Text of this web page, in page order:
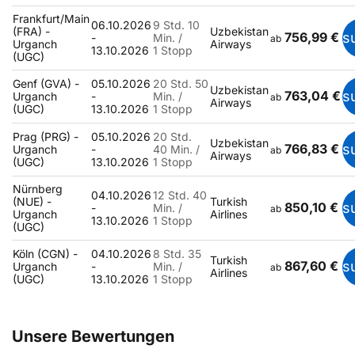
Frankfurt/Main
(FRA) -
Urganch
(UGC)
06.10.2026
-
13.10.2026
9 Std. 10
Min. /
1 Stopp
Uzbekistan
Airways
ab 756,99 €
Genf (GVA) -
Urganch
(UGC)
05.10.2026
-
13.10.2026
20 Std. 50
Min. /
1 Stopp
Uzbekistan
Airways
ab 763,04 €
Prag (PRG) -
Urganch
(UGC)
05.10.2026
-
13.10.2026
20 Std.
40 Min. /
1 Stopp
Uzbekistan
Airways
ab 766,83 €
Nürnberg
(NUE) -
Urganch
(UGC)
04.10.2026
-
13.10.2026
12 Std. 40
Min. /
1 Stopp
Turkish
Airlines
ab 850,10 €
Köln (CGN) -
Urganch
(UGC)
04.10.2026
-
13.10.2026
8 Std. 35
Min. /
1 Stopp
Turkish
Airlines
ab 867,60 €
Unsere Bewertungen